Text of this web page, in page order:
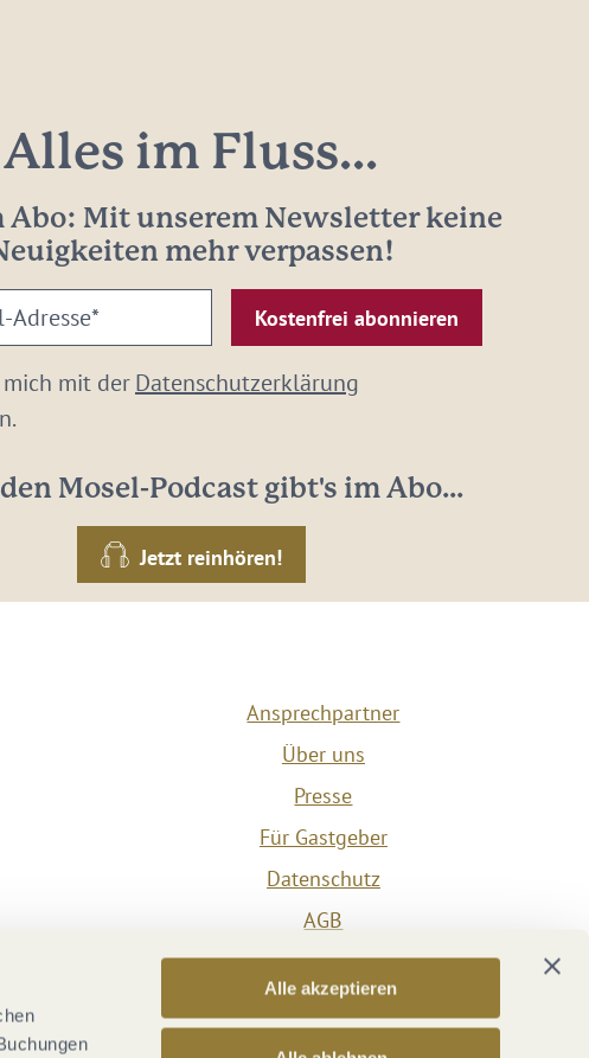
Alle akzeptieren
Alles im Fluss...
Abo: Mit unserem Newsletter keine
mehr verpassen!
mit derDatenschutzerklärung
Mosel-Podcast gibt's im Abo...
Jetzt reinhören!
Ansprechpartner
Über uns
Presse
Für Gastgeber
Datenschutz
AGB
Impressum
Barrierefreiheit
Vertrag widerrufen